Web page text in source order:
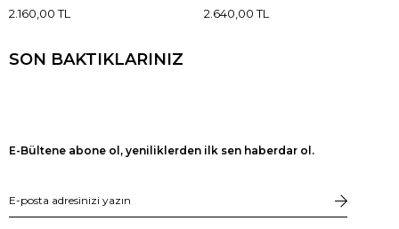
2.160,00 TL 2.640,00 TL
SON BAKTIKLARINIZ
E-Bültene abone ol, yeniliklerden ilk sen haberdar ol.